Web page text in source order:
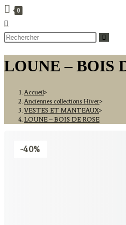
0
TOGGLE
WEBSITE
LOUNE – BOIS
Accueil>
Anciennes collections Hiver>
VESTES ET MANTEAUX>
LOUNE – BOIS DE ROSE
-40%